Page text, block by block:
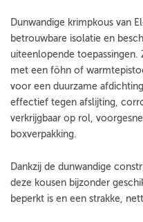
Dunwandige krimpkous van
betrouwbare isolatie en
uiteenlopende toepassingen.
met een föhn of
voor een duurzame
effectief tegen afslijting,
verkrijgbaar op rol,
boxverpakking.
Dankzij de dunwandige
deze kousen bijzonder
beperkt is en een strakke,